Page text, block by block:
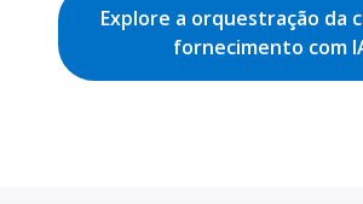
Explore a orquestração da
fornecimento com